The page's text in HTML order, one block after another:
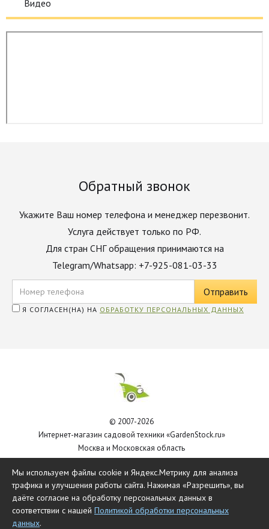
Видео
Обратный звонок
Укажите Ваш номер телефона и менеджер перезвонит.
Услуга действует только по РФ.
Для стран СНГ обращения принимаются на
Telegram/Whatsapp: +7-925-081-03-33
Я СОГЛАСЕН(НА) НА ОБРАБОТКУ ПЕРСОНАЛЬНЫХ ДАННЫХ
© 2007-2026
Интернет-магазин садовой техники «GardenStock.ru»
Москва и Московская область
Мы используем файлы cookie и Яндекс.Метрику для анализа
трафика и улучшения работы сайта. Нажимая «Разрешить», вы
даёте согласие на обработку персональных данных в
соответствии с нашей Политикой обработки персональных
данных.